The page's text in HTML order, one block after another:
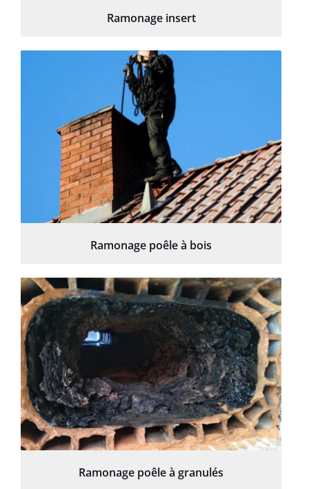
Ramonage insert
Ramonage poêle à bois
Ramonage poêle à granulés